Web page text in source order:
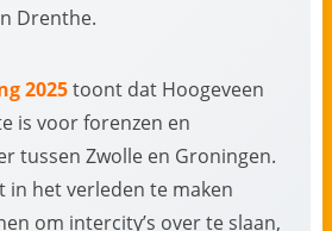
Drenthe.
2025toont dat Hoogeveen
is voor forenzen en
tussen Zwolle en Groningen.
in het verleden te maken
om intercity’s over te slaan,